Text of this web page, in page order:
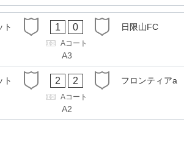
ト 1 0 日限山FC
Aコート
A3
ト 2 2 フロンティアa
Aコート
A2